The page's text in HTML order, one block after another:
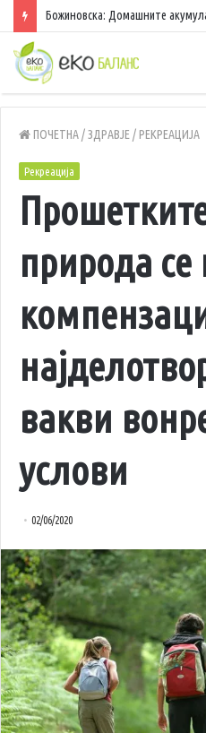
ПОЧЕТНА/ЗДРАВЈЕ / РЕКРЕАЦИЈА
Рекреација
природа се
вакви
услови
02/06/2020